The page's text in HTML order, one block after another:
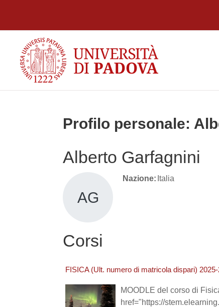
Profilo personale:
Alberto Garfagnini
AG
Nazione: Italia
Corsi
FISICA (Ult. numero di matricola dispari)
MOODLE del corso di
href="https://